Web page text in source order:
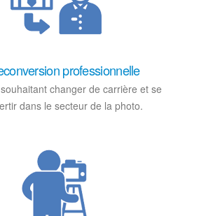
professionnelle
changer de carrière et se
dans le secteur de la photo.